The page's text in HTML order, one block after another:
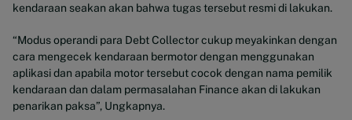
kendaraan seakan akan bahwa tugas tersebut resmi di lakukan.
“Modus operandi para Debt Collector cukup meyakinkan dengan
cara mengecek kendaraan bermotor dengan menggunakan
aplikasi dan apabila motor tersebut cocok dengan nama pemilik
kendaraan dan dalam permasalahan Finance akan di lakukan
penarikan paksa”, Ungkapnya.